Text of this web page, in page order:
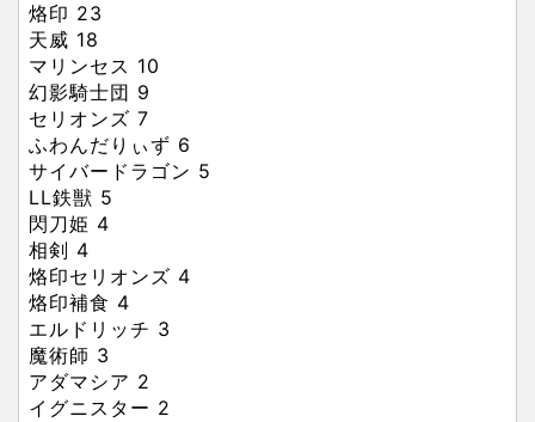
烙印 23
天威 18
マリンセス 10
幻影騎士団 9
セリオンズ 7
ふわんだりぃず 6
サイバードラゴン 5
LL鉄獣 5
閃刀姫 4
相剣 4
烙印セリオンズ 4
烙印補食 4
エルドリッチ 3
魔術師 3
アダマシア 2
イグニスター 2